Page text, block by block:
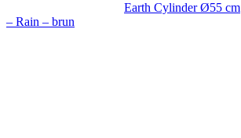
Earth Cylinder Ø55 cm
– Rain – brun